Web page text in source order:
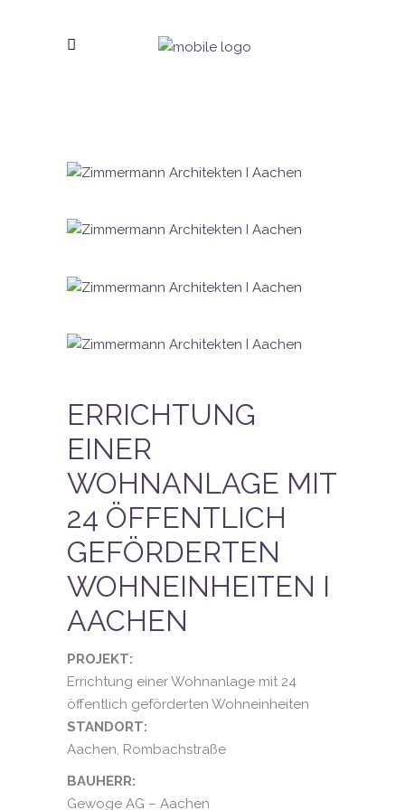
ERRICHTUNG
EINER
WOHNANLAGE MIT
24 ÖFFENTLICH
GEFÖRDERTEN
WOHNEINHEITEN I
AACHEN
PROJEKT:
Errichtung einer Wohnanlage mit 24
öffentlich geförderten Wohneinheiten
STANDORT:
Aachen, Rombachstraße
BAUHERR:
Gewoge AG – Aachen